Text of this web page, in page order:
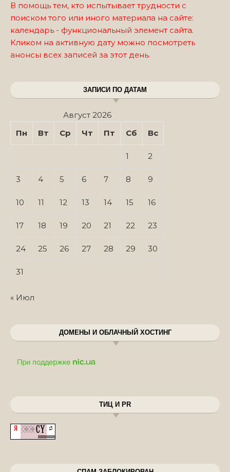
В помощь тем, кто испытывает трудности с
поиском того или иного материала на сайте:
календарь - функциональный элемент сайта.
Кликом на активную дату можно посмотреть
анонсы всех записей за этот день.
ЗАПИСИ ПО ДАТАМ
Август 2026
Пн
Вт Ср Чт Пт Сб Вс
1 2
3 4 5 6 7 8 9
10 11 12 13 14 15 16
17 18 19 20 21 22 23
24 25 26 27 28 29 30
31
« Июл
ДОМЕНЫ И ОБЛАЧНЫЙ ХОСТИНГ
ТИЦ И PR